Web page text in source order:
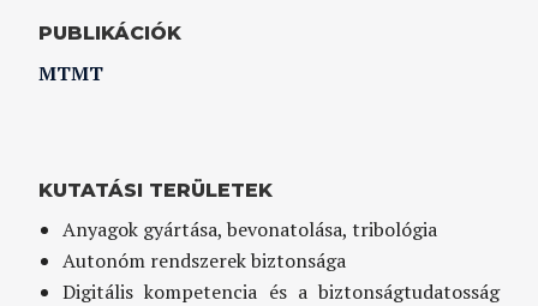
PUBLIKÁCIÓK
MTMT
KUTATÁSI TERÜLETEK
Anyagok gyártása, bevonatolása, tribológia
Autonóm rendszerek biztonsága
Digitális kompetencia és a biztonságtudatosság